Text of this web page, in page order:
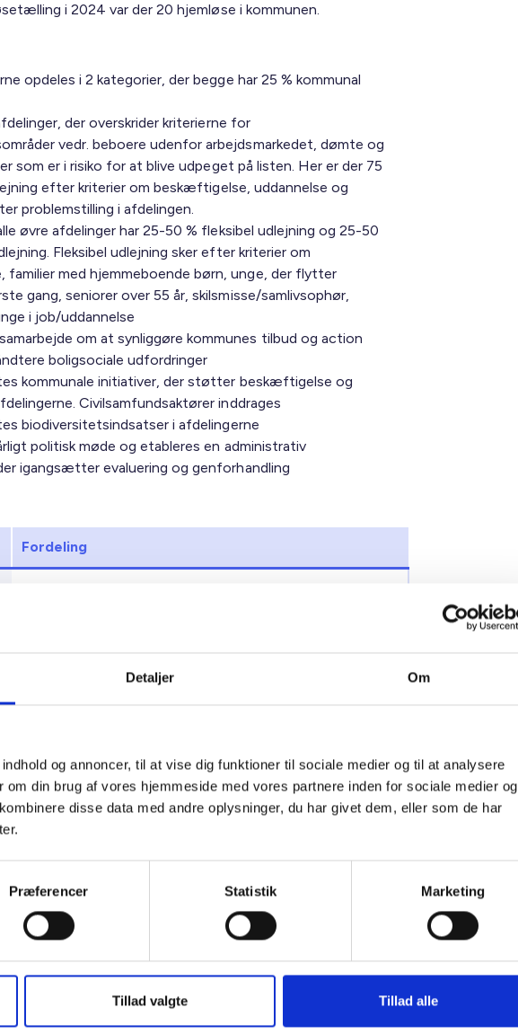
Detaljer Om
og annoncer, til at vise dig funktioner til sociale medier og til at analysere
din brug af vores hjemmeside med vores partnere inden for sociale medier og
disse data med andre oplysninger, du har givet dem, eller som de har
Præferencer Statistik Marketing
Tillad valgte Tillad alle
i 2024 var der 20 hjemløse i kommunen.
opdeles i 2 kategorier, der begge har 25 % kommunal
der overskrider kriterierne for
vedr. beboere udenfor arbejdsmarkedet, dømte og
som er i risiko for at blive udpeget på listen. Her er der 75
efter kriterier om beskæftigelse, uddannelse og
problemstilling i afdelingen.
øvre afdelinger har 25-50 % fleksibel udlejning og 25-50
Fleksibel udlejning sker efter kriterier om
med hjemmeboende børn, unge, der flytter
gang, seniorer over 55 år, skilsmisse/samlivsophør,
i job/uddannelse
om at synliggøre kommunes tilbud og action
boligsociale udfordringer
kommunale initiativer, der støtter beskæftigelse og
Civilsamfundsaktører inddrages
biodiversitetsindsatser i afdelingerne
politisk møde og etableres en administrativ
igangsætter evaluering og genforhandling
Fordeling
25-50 % udlejning efter fleksible kriterier
her